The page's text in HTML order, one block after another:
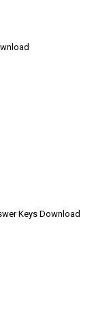
Keys Download